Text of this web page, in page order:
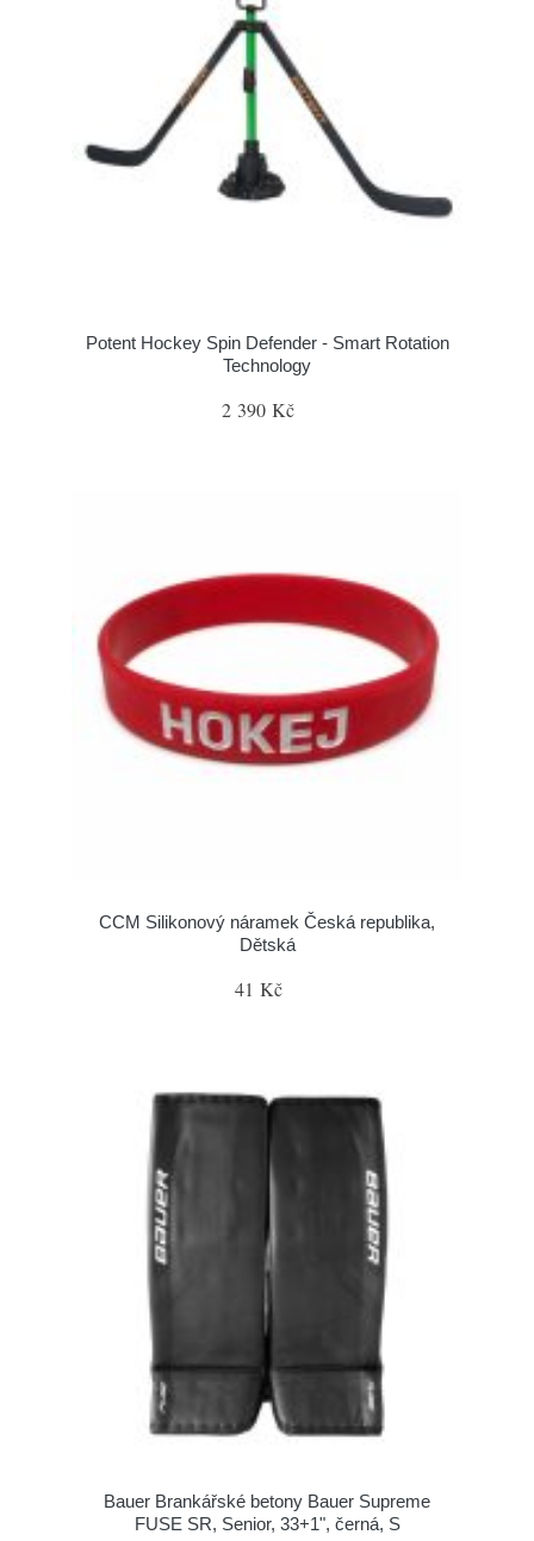
Potent Hockey Spin Defender - Smart Rotation
Technology
2 390 Kč
CCM Silikonový náramek Česká republika,
Dětská
41 Kč
Bauer Brankářské betony Bauer Supreme
FUSE SR, Senior, 33+1", černá, S